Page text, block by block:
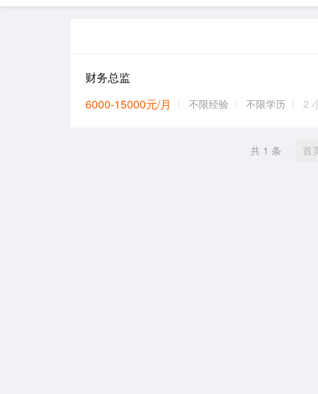
财务总监
6000-15000元/月
不限经验 不限学历 2
共 1 条 首